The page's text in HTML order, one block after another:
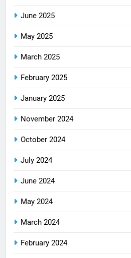
June 2025
May 2025
March 2025
February 2025
January 2025
November 2024
October 2024
July 2024
June 2024
May 2024
March 2024
February 2024